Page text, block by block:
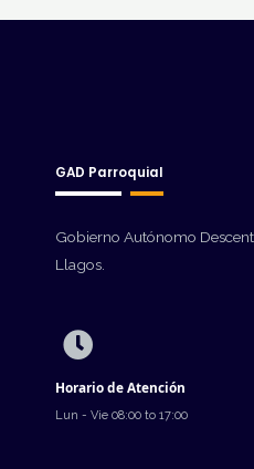
GAD Parroquial
Gobierno Autónomo
Llagos.
Horario de Atención
Lun - Vie 08:00 to 17:00